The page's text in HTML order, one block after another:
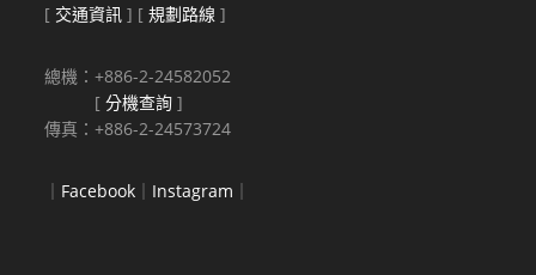
[ 交通資訊 ] [規劃路線 ]
總機：+886-2-24582052
[分機查詢 ]
傳真：+886-2-24573724
｜ Facebook ｜ Instagram ｜